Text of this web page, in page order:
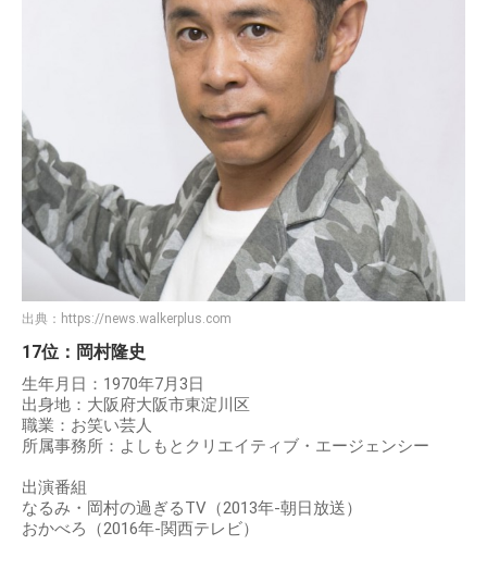
出典： https://news.walkerplus.com
17位：岡村隆史
生年月日：1970年7月3日
出身地：大阪府大阪市東淀川区
職業：お笑い芸人
所属事務所：よしもとクリエイティブ・エージェンシー
出演番組
なるみ・岡村の過ぎるTV（2013年-朝日放送）
おかべろ（2016年-関西テレビ）